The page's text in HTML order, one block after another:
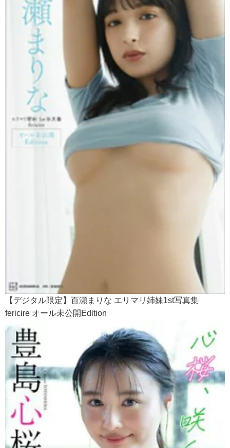
【デジタル限定】百瀬まりな エリマリ姉妹1st写真集
fericire オール未公開Edition